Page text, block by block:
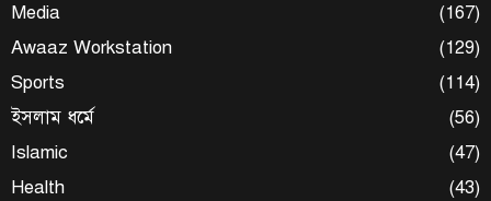
Media
(167)
Awaaz Workstation
(129)
Sports
(114)
ইসলাম ধর্মে
(56)
Islamic
(47)
Health
(43)